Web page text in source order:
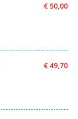
€ 50,00
€ 49,70